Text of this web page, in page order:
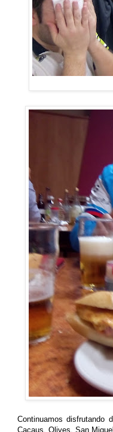
Continuamos disfrutando
Cacaus, Olives, San